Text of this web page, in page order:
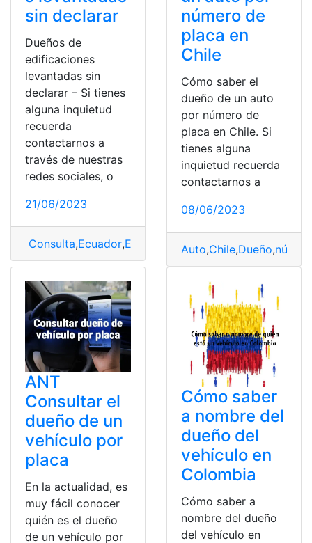
sin declarar
Dueños de
edificaciones
levantadas sin
declarar – Si tienes
alguna inquietud
recuerda
contactarnos a
través de nuestras
redes sociales, o
21/06/2023
Consulta,Ecuador,Edificaciones
número de
placa en
Chile
Cómo saber el
dueño de un auto
por número de
placa en Chile. Si
tienes alguna
inquietud recuerda
contactarnos a
08/06/2023
Auto,Chile,Dueño,
ANT
Consultar el
dueño de un
vehículo por
placa
En la actualidad, es
muy fácil conocer
quién es el dueño
de un vehículo por
Cómo saber
a nombre del
dueño del
vehículo en
Colombia
Cómo saber a
nombre del dueño
del vehículo en